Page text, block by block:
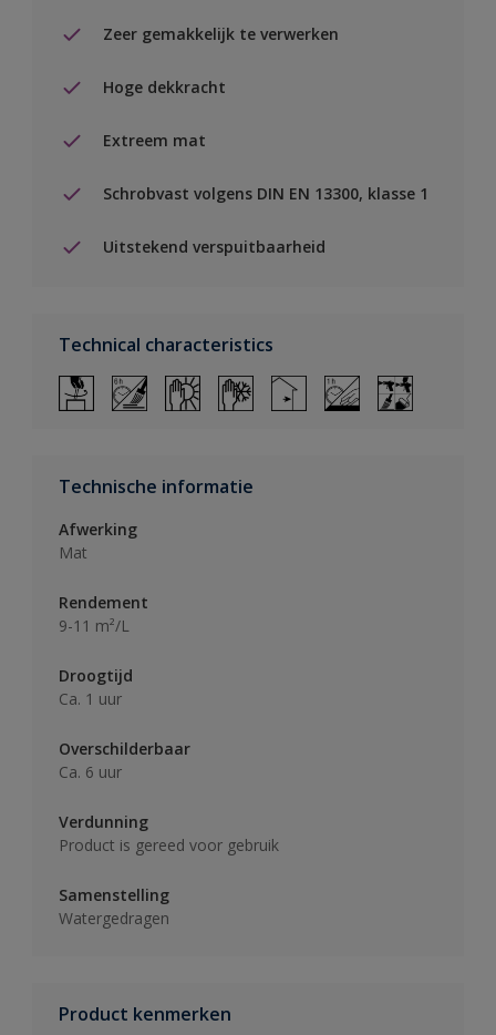
Zeer gemakkelijk te verwerken
Hoge dekkracht
Extreem mat
Schrobvast volgens DIN EN 13300, klasse 1
Uitstekend verspuitbaarheid
Technical characteristics
Technische informatie
Afwerking
Mat
Rendement
9-11 m²/L
Droogtijd
Ca. 1 uur
Overschilderbaar
Ca. 6 uur
Verdunning
Product is gereed voor gebruik
Samenstelling
Watergedragen
Product kenmerken